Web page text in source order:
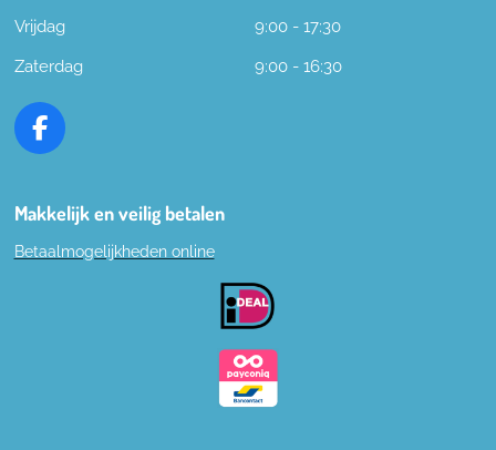
Vrijdag
9:00 - 17:30
Zaterdag
9:00 - 16:30
F
a
e
o
Makkelijk en veilig betalen
Betaalmogelijkheden online